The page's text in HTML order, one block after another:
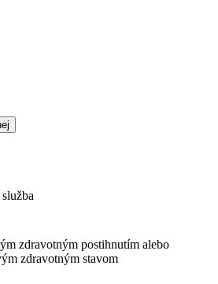
zdravotným postihnutím alebo
zdravotným stavom